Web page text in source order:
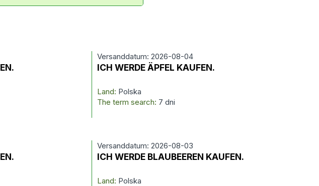
Versanddatum: 2026-08-04
ICH WERDE ÄPFEL KAUFEN.
Land: Polska
The term search: 7 dni
Versanddatum: 2026-08-03
ICH WERDE BLAUBEEREN KAUFEN.
Land: Polska